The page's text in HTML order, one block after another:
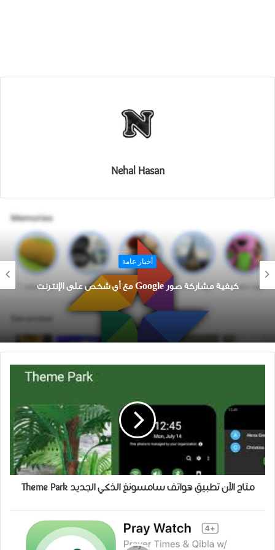
Nehal Hasan
أخبار الجالكسي والاندرويد
خطوات قفل ملف تعريف Facebook
متاح الآن تطبيق هواتف سامسونغ الذكي الجديد Theme Park